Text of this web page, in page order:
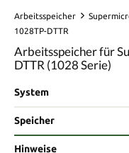
Arbeitsspeicher
1028TP-DTTR
Arbeitsspeicher für
DTTR (1028 Serie)
System
Speicher
Hinweise